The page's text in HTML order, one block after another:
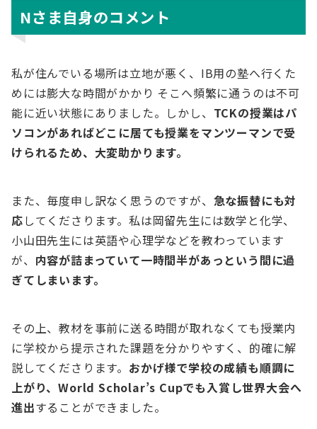
Nさま自身のコメント
私が住んでいる場所は立地が悪く、IB用の塾へ行くた
めには膨大な時間がかかり そこへ頻繁に通うのは不可
能に近い状態にありました。しかし、 TCKの授業はパ
ソコンがあればどこに居ても授業をマンツーマンで受
けられるため、大変助かります。
また、毎度申し訳なく思うのですが、 急な振替にも対
応してくださります。私は岡留先生には数学と化学、
小山田先生には英語や心理学などを教わっています
が、 内容が詰まっていて一時間半があっという間に過
ぎてしまいます。
その上、教材を事前に送る時間が取れなくても授業内
に学校から提示された課題を分かりやすく、的確に解
説してくださります。 おかげ様で学校の成績も順調に
上がり、World Scholar’s Cupでも入賞し世界大会へ
進出することができました。